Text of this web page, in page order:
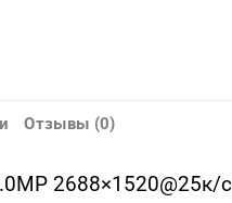
Отзывы (0)